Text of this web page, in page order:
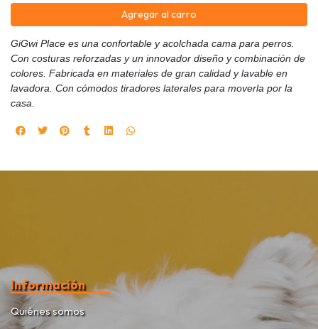
Agregar al carro
GiGwi Place es una confortable y acolchada cama para perros.
Con costuras reforzadas y un innovador diseño y combinación de
colores. Fabricada en materiales de gran calidad y lavable en
lavadora. Con cómodos tiradores laterales para moverla por la
casa.
Información
Quiénes somos